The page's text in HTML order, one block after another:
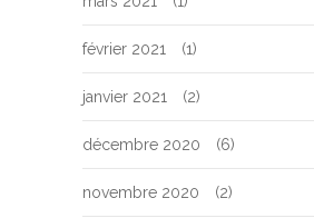
février 2021 (1)
janvier 2021 (2)
décembre 2020 (6)
novembre 2020 (2)